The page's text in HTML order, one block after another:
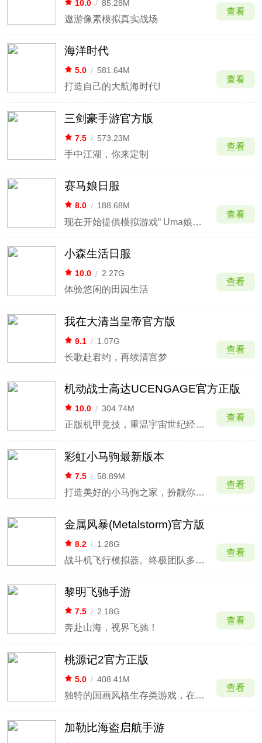
10.0 / 85.28M
遨游像素模拟真实战场
查看
海洋时代
5.0 / 581.64M
打造自己的大航海时代!
查看
三剑豪手游官方版
7.5 / 573.23M
手中江湖，你来定制
查看
赛马娘日服
8.0 / 188.68M
现在开始提供模拟游戏“ Uma娘漂亮的德比”！
查看
小森生活日服
10.0 / 2.27G
体验悠闲的田园生活
查看
我在大清当皇帝官方版
9.1 / 1.07G
长歌赴君约，再续清宫梦
查看
机动战士高达UCENGAGE官方正版
10.0 / 304.74M
正版机甲竞技，重温宇宙世纪经典战史。
查看
彩虹小马驹最新版本
7.5 / 58.89M
打造美好的小马驹之家，扮靓你的“小马宝莉“小镇
查看
金属风暴(Metalstorm)官方版
8.2 / 1.28G
战斗机飞行模拟器。终极团队多人游戏体验
查看
黎明飞驰手游
7.5 / 2.18G
奔赴山海，视界飞驰！
查看
桃源记2官方正版
5.0 / 408.41M
独特的国画风格生存类游戏，在优美的山谷中建设发展
查看
加勒比海盗启航手游